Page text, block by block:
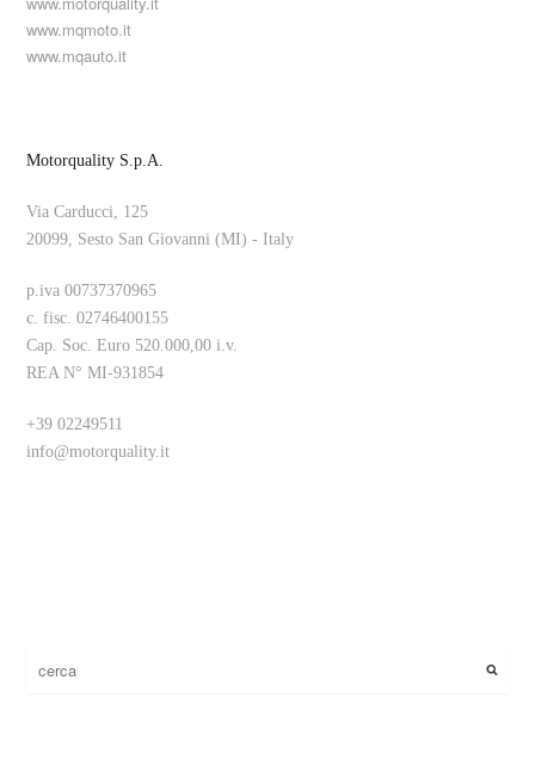
www.mqmoto.it
www.mqauto.it
Motorquality S.p.A.
Via Carducci, 125
20099, Sesto San Giovanni (MI) - Italy
p.iva 00737370965
c. fisc. 02746400155
Cap. Soc. Euro 520.000,00 i.v.
REA N° MI-931854
+39 02249511
info@motorquality.it